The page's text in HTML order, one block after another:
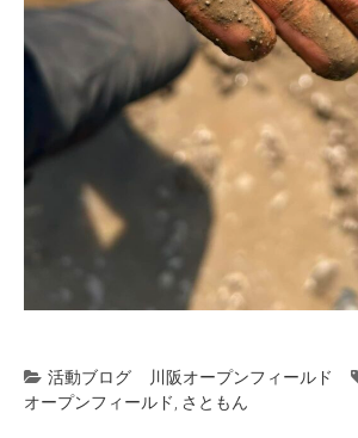
活動ブログ 川阪オープンフィールド
オープンフィールド さともん